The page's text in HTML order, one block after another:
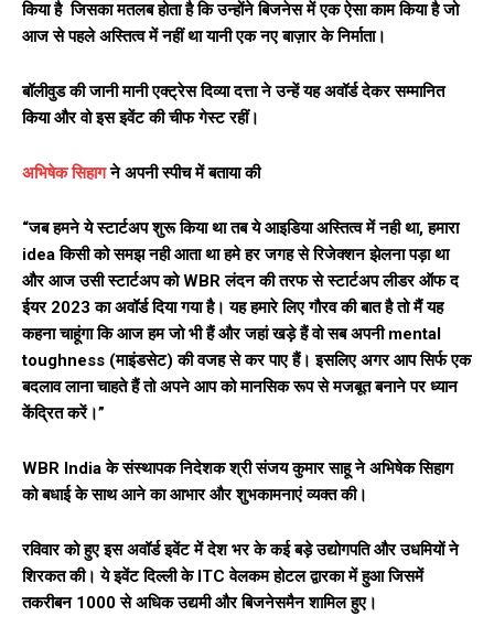
किया है जिसका मतलब होता है कि उन्होंने बिजनेस में एक ऐसा काम किया है जो
आज से पहले अस्तित्व में नहीं था यानी एक नए बाज़ार के निर्माता।
बॉलीवुड की जानी मानी एक्ट्रेस दिव्या दत्ता ने उन्हें यह अवॉर्ड देकर सम्मानित
किया और वो इस इवेंट की चीफ गेस्ट रहीं।
अभिषेक सिहागने अपनी स्पीच में बतायाकी
“जब हमने ये स्टार्टअप शुरू किया था तब ये आइडिया अस्तित्व में नही था, हमारा
idea किसी को समझ नही आता था हमे हर जगह से रिजेक्शन झेलना पड़ा था
और आज उसी स्टार्टअप को WBR लंदन की तरफ से स्टार्टअप लीडर ऑफ द
ईयर 2023 का अवॉर्ड दिया गया है। यह हमारे लिए गौरव की बात है तो मैं यह
कहना चाहूंगा कि आज हम जो भी हैं और जहां खड़े हैं वो सब अपनी mental
toughness (माइंडसेट) की वजह से कर पाए हैं। इसलिए अगर आप सिर्फ एक
बदलाव लाना चाहते हैं तो अपने आप को मानसिक रूप से मजबूत बनाने पर ध्यान
केंद्रित करें।”
WBR India के संस्थापक निदेशक श्री संजय कुमार साहू ने अभिषेक सिहाग
को बधाई के साथ आने का आभार और शुभकामनाएं व्यक्त की।
रविवार को हुए इस अवॉर्ड इवेंट में देश भर के कई बड़े उद्योगपति और उधमियों ने
शिरकत की। ये इवेंट दिल्ली के ITC वेलकम होटल द्वारका में हुआ जिसमें
तकरीबन 1000 से अधिक उद्यमी और बिजनेसमैन शामिल हुए।